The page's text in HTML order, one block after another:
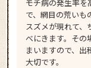
モチ病の発生率を
で、網目の荒いも
スズメが現れて、
べにきます。その
まいますので、
大切です。